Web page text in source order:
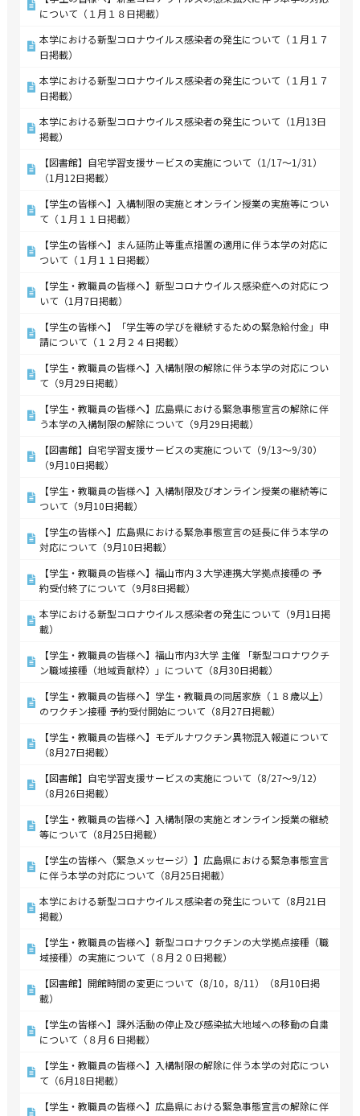
について（１月１８日掲載）
本学における新型コロナウイルス感染者の発生について（１月１７
日掲載）
本学における新型コロナウイルス感染者の発生について（１月１７
日掲載）
本学における新型コロナウイルス感染者の発生について（1月13日
掲載）
【図書館】自宅学習支援サービスの実施について（1/17～1/31）
（1月12日掲載）
【学生の皆様へ】入構制限の実施とオンライン授業の実施等につい
て（１月１１日掲載）
【学生の皆様へ】まん延防止等重点措置の適用に伴う本学の対応に
ついて（１月１１日掲載）
【学生・教職員の皆様へ】新型コロナウイルス感染症への対応につ
いて（1月7日掲載）
【学生の皆様へ】「学生等の学びを継続するための緊急給付金」申
請について（１２月２４日掲載）
【学生・教職員の皆様へ】入構制限の解除に伴う本学の対応につい
て（9月29日掲載）
【学生・教職員の皆様へ】広島県における緊急事態宣言の解除に伴
う本学の入構制限の解除について（9月29日掲載）
【図書館】自宅学習支援サービスの実施について（9/13～9/30）
（9月10日掲載）
【学生・教職員の皆様へ】入構制限及びオンライン授業の継続等に
ついて（9月10日掲載）
【学生の皆様へ】広島県における緊急事態宣言の延長に伴う本学の
対応について（9月10日掲載）
【学生・教職員の皆様へ】福山市内３大学連携大学拠点接種の 予
約受付終了について（9月8日掲載）
本学における新型コロナウイルス感染者の発生について（9月1日掲
載）
【学生・教職員の皆様へ】福山市内3大学 主催 「新型コロナワクチ
ン職域接種（地域貢献枠）」について（8月30日掲載）
【学生・教職員の皆様へ】学生・教職員の同居家族（１８歳以上）
のワクチン接種 予約受付開始について（8月27日掲載）
【学生・教職員の皆様へ】モデルナワクチン異物混入報道について
（8月27日掲載）
【図書館】自宅学習支援サービスの実施について（8/27～9/12）
（8月26日掲載）
【学生・教職員の皆様へ】入構制限の実施とオンライン授業の継続
等について（8月25日掲載）
【学生の皆様へ（緊急メッセージ）】広島県における緊急事態宣言
に伴う本学の対応について（8月25日掲載）
本学における新型コロナウイルス感染者の発生について（8月21日
掲載）
【学生・教職員の皆様へ】新型コロナワクチンの大学拠点接種（職
域接種）の実施について（８月２０日掲載）
【図書館】開館時間の変更について（8/10，8/11）（8月10日掲
載）
【学生の皆様へ】課外活動の停止及び感染拡大地域への移動の自粛
について（８月６日掲載）
【学生・教職員の皆様へ】入構制限の解除に伴う本学の対応につい
て（6月18日掲載）
【学生・教職員の皆様へ】広島県における緊急事態宣言の解除に伴